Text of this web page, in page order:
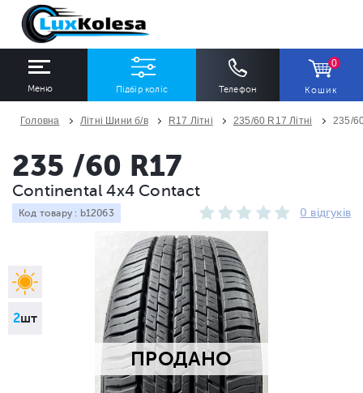
Меню Підбір коліс Телефон
0
Кошик
Ширина
Всі
Профіль
Всі
Кількість
Всі
ПІДІБРАТИ
Головна Літні Шини б/в R17 Літні 235/60 R17 Літні 235/
ПРОДАНО
2шт
235 /60 R17
Continental 4x4 Contact
Код товару : b12063 0 відгуків